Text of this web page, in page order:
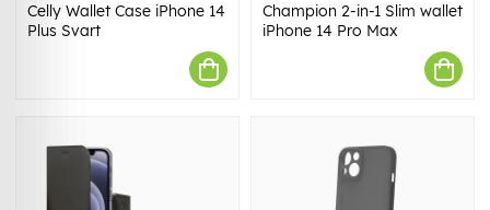
Celly Wallet Case iPhone 14
Plus Svart
Champion 2-in-1 Slim wallet
iPhone 14 Pro Max